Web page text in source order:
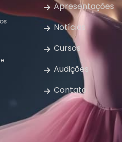
Apresentações
Notícias
Cursos
Audições
Contato